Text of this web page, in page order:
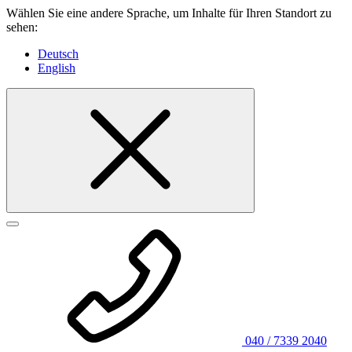
Wählen Sie eine andere Sprache, um Inhalte für Ihren Standort zu
sehen:
Deutsch
English
040 / 7339 2040